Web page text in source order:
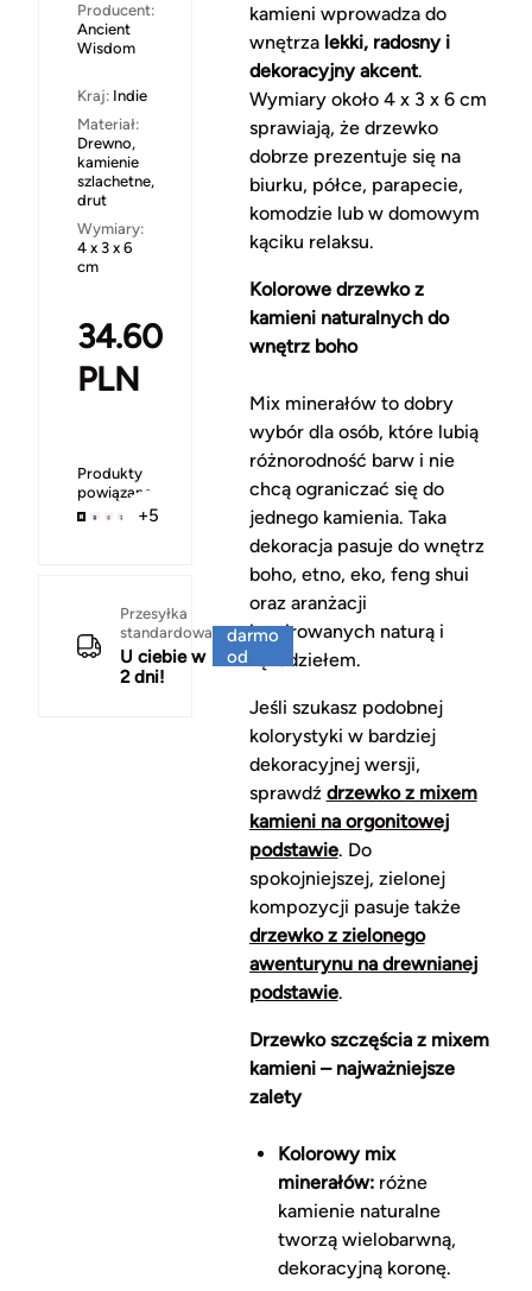
Producent:
Ancient
Wisdom
Kraj: Indie
Materiał:
Drewno,
kamienie
szlachetne,
drut
Wymiary:
4 x 3 x 6
cm
34.60
PLN
Produkty
powiązane
+5
Przesyłka
standardowa
U ciebie w
2 dni!
darmo
od
150 zł
kamieni wprowadza do
wnętrza lekki, radosny i
dekoracyjny akcent.
Wymiary około 4 x 3 x 6 cm
sprawiają, że drzewko
dobrze prezentuje się na
biurku, półce, parapecie,
komodzie lub w domowym
kąciku relaksu.
Kolorowe drzewko z
kamieni naturalnych do
wnętrz boho
Mix minerałów to dobry
wybór dla osób, które lubią
różnorodność barw i nie
chcą ograniczać się do
jednego kamienia. Taka
dekoracja pasuje do wnętrz
boho, etno, eko, feng shui
oraz aranżacji
inspirowanych naturą i
rękodziełem.
Jeśli szukasz podobnej
kolorystyki w bardziej
dekoracyjnej wersji,
sprawdź drzewko z mixem
kamieni na orgonitowej
podstawie. Do
spokojniejszej, zielonej
kompozycji pasuje także
drzewko z zielonego
awenturynu na drewnianej
podstawie.
Drzewko szczęścia z mixem
kamieni – najważniejsze
zalety
Kolorowy mix
minerałów:różne
kamienie naturalne
tworzą wielobarwną,
dekoracyjną koronę.